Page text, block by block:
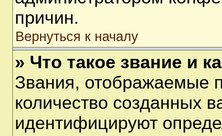
причин.
Вернуться к началу
» Что такое звание и
Звания, отображаемые
количество созданных
идентифицируют